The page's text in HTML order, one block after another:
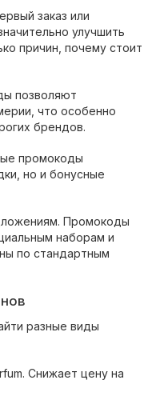
заказ или
улучшить
причин, почему стоит
позволяют
что особенно
брендов.
промокоды
но и бонусные
Промокоды
наборам и
по стандартным
разные виды
Снижает цену на